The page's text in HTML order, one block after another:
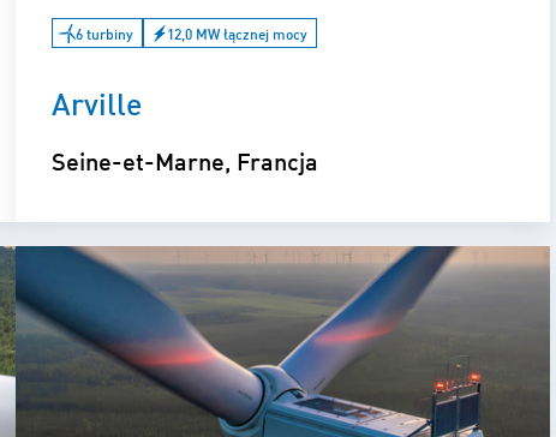
6 turbiny 12,0 MW łącznej mocy
Arville
Seine-et-Marne, Francja